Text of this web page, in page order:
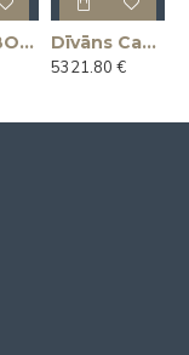
Dīvāns BOON 145x81x78h (Ražots Itālijā)
Dīvāns Capriccio 412x130x45h (Ražots Itālijā)
5321.80 €